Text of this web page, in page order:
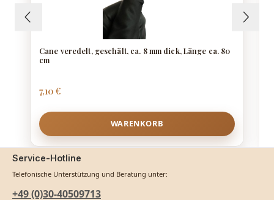
Cane veredelt, geschält, ca. 8 mm dick, Länge ca. 80
cm
Regulärer Preis:
7,10 €
WARENKORB
Service-Hotline
Telefonische Unterstützung und Beratung unter:
+49 (0)30-40509713